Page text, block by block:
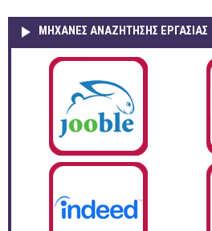
ΜΗΧΑΝΕΣ ΑΝΑΖΗΤΗΣΗΣ ΕΡΓΑΣΙΑΣ